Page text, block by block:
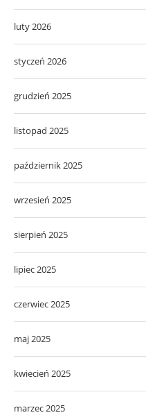
luty 2026
styczeń 2026
grudzień 2025
listopad 2025
październik 2025
wrzesień 2025
sierpień 2025
lipiec 2025
czerwiec 2025
maj 2025
kwiecień 2025
marzec 2025